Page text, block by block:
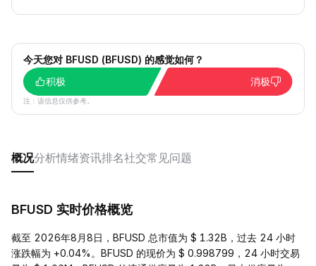
今天您对 BFUSD (BFUSD) 的感觉如何？
积极
消极
注：该信息仅供参考。
概况分析情绪资讯排名社交常见问题
BFUSD 实时价格概览
截至 2026年8月8日，BFUSD 总市值为 $ 1.32B，过去 24 小时
涨跌幅为 +0.04%。BFUSD 的现价为 $ 0.998799，24 小时交易